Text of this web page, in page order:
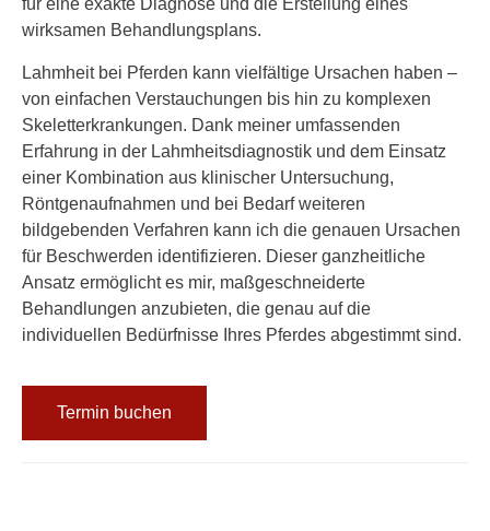
für eine exakte Diagnose und die Erstellung eines
wirksamen Behandlungsplans.
Lahmheit bei Pferden kann vielfältige Ursachen haben –
von einfachen Verstauchungen bis hin zu komplexen
Skeletterkrankungen. Dank meiner umfassenden
Erfahrung in der Lahmheitsdiagnostik und dem Einsatz
einer Kombination aus klinischer Untersuchung,
Röntgenaufnahmen und bei Bedarf weiteren
bildgebenden Verfahren kann ich die genauen Ursachen
für Beschwerden identifizieren. Dieser ganzheitliche
Ansatz ermöglicht es mir, maßgeschneiderte
Behandlungen anzubieten, die genau auf die
individuellen Bedürfnisse Ihres Pferdes abgestimmt sind.
Termin buchen